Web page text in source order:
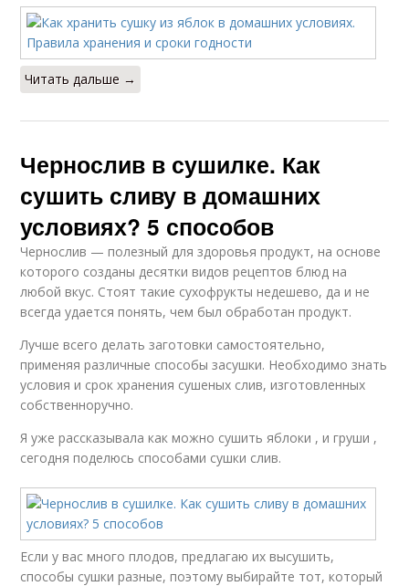
Читать дальше →
Чернослив в сушилке. Как
сушить сливу в домашних
условиях? 5 способов
Чернослив — полезный для здоровья продукт, на основе
которого созданы десятки видов рецептов блюд на
любой вкус. Стоят такие сухофрукты недешево, да и не
всегда удается понять, чем был обработан продукт.
Лучше всего делать заготовки самостоятельно,
применяя различные способы засушки. Необходимо знать
условия и срок хранения сушеных слив, изготовленных
собственноручно.
Я уже рассказывала как можно сушить яблоки , и груши ,
сегодня поделюсь способами сушки слив.
Если у вас много плодов, предлагаю их высушить,
способы сушки разные, поэтому выбирайте тот, который